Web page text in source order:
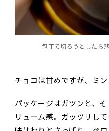
包丁で切ろうとしたら
チョコは甘めですが、ミ
パッケージはガツンと、
リューム感。ガッツリし